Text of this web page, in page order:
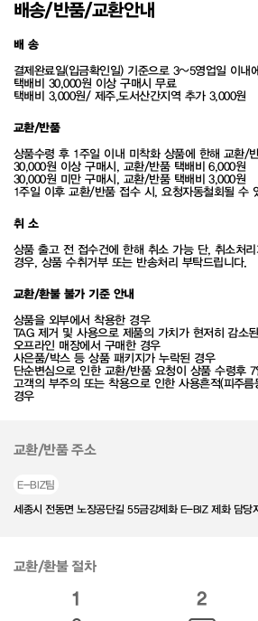
배송/반품/교환안내
배 송
결제완료일(입금확인일) 기준으로 3~5영업일 이내
택배비 30,000원 이상 구매시 무료
택배비 3,000원/ 제주,도서산간지역 추가 3,000원
교환/반품
상품수령 후 1주일 이내 미착화 상품에 한해 교환/
30,000원 이상 구매시, 교환/반품 택배비 6,000원
30,000원 미만 구매시, 교환/반품 택배비 3,000원
1주일 이후 교환/반품 접수 시, 요청자동철회될 수
취 소
상품 출고 전 접수건에 한해 취소 가능 단, 취소처
경우, 상품 수취거부 또는 반송처리 부탁드립니다.
교환/환불 불가 기준 안내
상품을 외부에서 착용한 경우
TAG 제거 및 사용으로 제품의 가치가 현저히 감소
오프라인 매장에서 구매한 경우
사은품/박스 등 상품 패키지가 누락된 경우
단순변심으로 인한 교환/반품 요청이 상품 수령후
고객의 부주의 또는 착용으로 인한 사용흔적(피주
경우
교환/반품 주소
E-BIZ팀
세종시 전동면 노장공단길 55금강제화 E-BIZ 제화 담당
교환/환불 절차
1 2